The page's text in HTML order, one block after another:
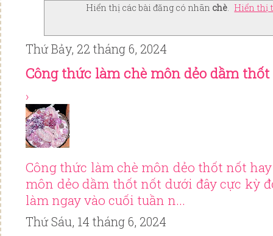
Hiển thị các bài đăng có nhãn chè. Hiển thị
Thứ Bảy, 22 tháng 6, 2024
Công thức làm chè môn dẻo dầm
›
Công thức làm chè môn dẻo thốt nốt
môn dẻo dầm thốt nốt dưới đây cực kỳ
làm ngay vào cuối tuần n...
Thứ Sáu, 14 tháng 6, 2024